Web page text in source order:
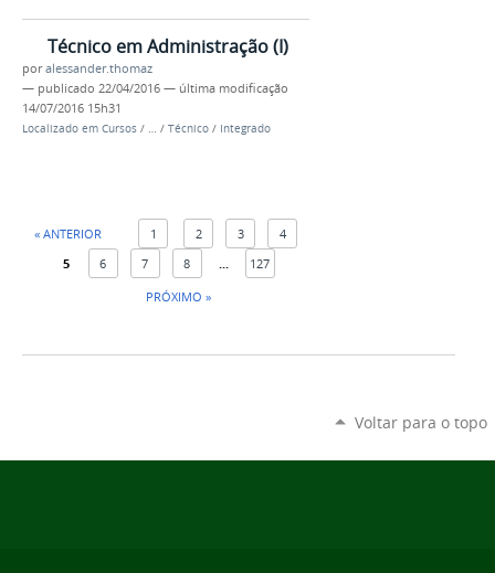
Técnico em Administração (I)
poralessander.thomaz
— publicado 22/04/2016 — última modificação
14/07/2016 15h31
Localizado em Cursos / … / Técnico / Integrado
« ANTERIOR 1 2 3
4
5
6 7 8 ...
127
PRÓXIMO »
Voltar para o topo